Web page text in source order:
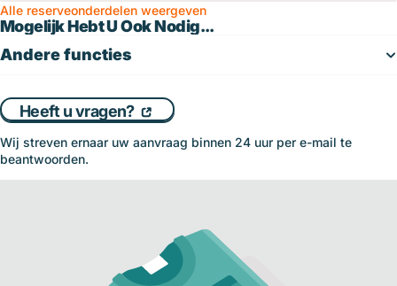
Alle reserveonderdelen weergeven
Mogelijk Hebt U Ook Nodig...
Andere functies
Heeft u vragen?
Wij streven ernaar uw aanvraag binnen 24 uur per e-mail te
beantwoorden.